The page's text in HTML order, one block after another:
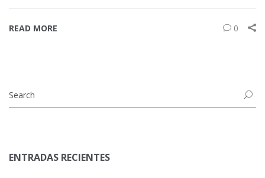
READ MORE 0
ENTRADAS RECIENTES